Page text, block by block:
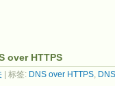
over HTTPS
| 标签: DNS over HTTPS,